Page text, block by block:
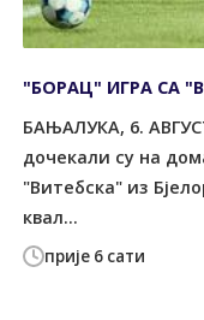
прије 6 сати
"БОРАЦ" ИГРА СА
БАЊАЛУКА, 6.
дочекали су на
"Витебска" из
квал...